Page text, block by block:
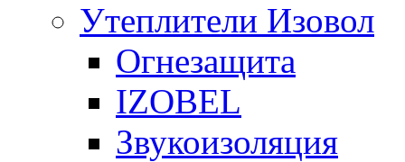
Утеплители Изовол
Огнезащита
IZOBEL
Звукоизоляция